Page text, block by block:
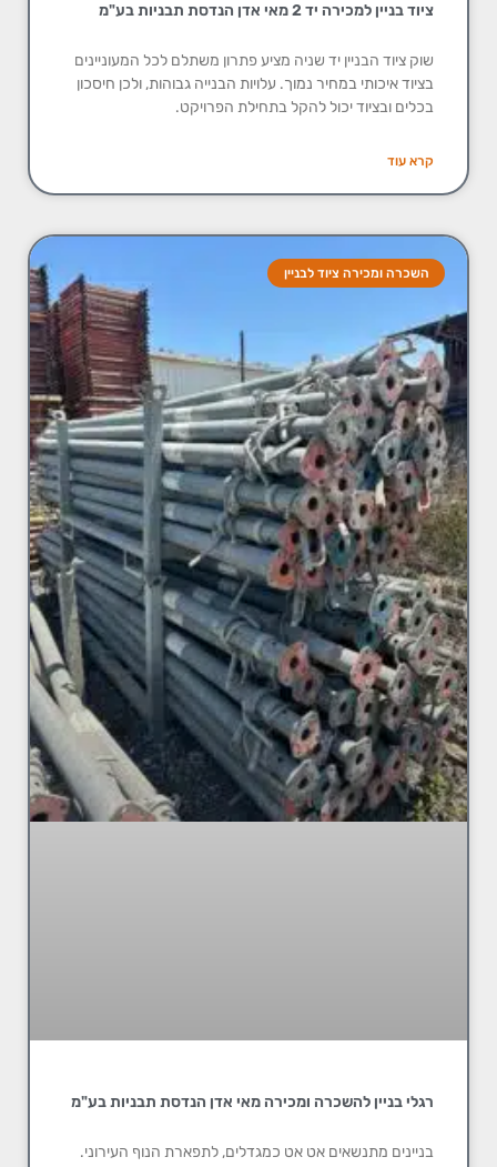
ציוד בניין למכירה יד 2 מאי אדן הנדסת תבניות בע"מ
שוק ציוד הבניין יד שניה מציע פתרון משתלם לכל המעוניינים
בציוד איכותי במחיר נמוך. עלויות הבנייה גבוהות, ולכן חיסכון
בכלים ובציוד יכול להקל בתחילת הפרויקט.
קרא עוד
השכרה ומכירה ציוד לבניין
רגלי בניין להשכרה ומכירה מאי אדן הנדסת תבניות בע"מ
בניינים מתנשאים אט אט כמגדלים, לתפארת הנוף העירוני.